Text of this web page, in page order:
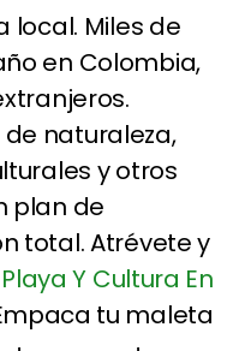
local. Miles de
en Colombia,
naturaleza,
y otros
plan de
total. Atrévete y
Y Cultura En
tu maleta